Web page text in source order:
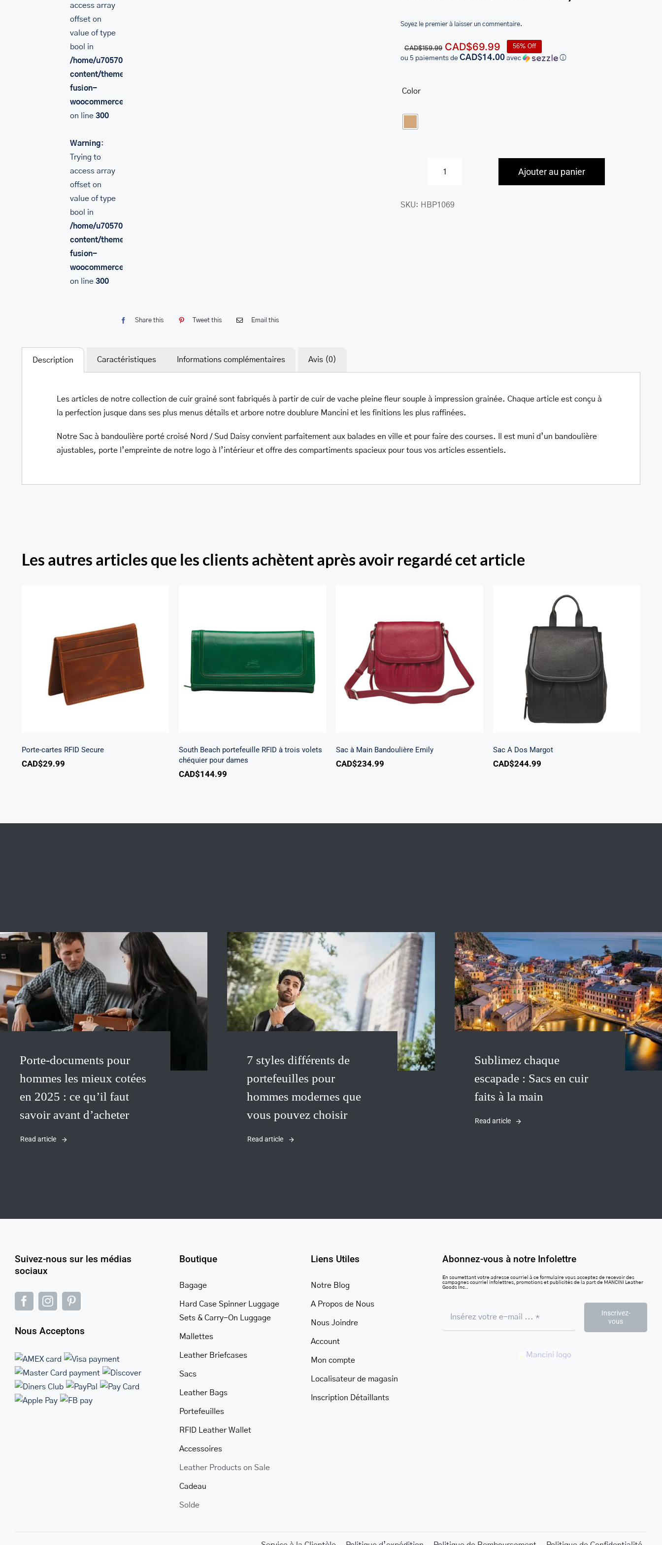
access array
offset on
value of type
bool in
/home/u705708840/domains/mancinileather.com/public_html/wp-
content/themes/Avada/includes/lib/inc/class-
fusion-
woocommerce.php
on line 300
Warning:
Trying to
access array
offset on
value of type
bool in
/home/u705708840/domains/mancinileather.com/public_html/wp-
content/themes/Avada/includes/lib/inc/class-
fusion-
woocommerce.php
on line 300
Share this Tweet this Email this
Soyez le premier à laisser un commentaire.
CAD$159.99 Le
prix
CAD$69.99
prix
56% Off
ou 5 paiements deCAD$14.00 avec ⓘ
Color
Pebbled
Ajouter au panier
SKU: HBP1069
Description Caractéristiques Informations complémentaires Avis (0)
Les articles de notre collection de cuir grainé sont fabriqués à partir de cuir de vache pleine fleur souple à impression grainée. Chaque article est conçu à
la perfection jusque dans ses plus menus détails et arbore notre doublure Mancini et les finitions les plus raffinées.
Notre Sac à bandoulière porté croisé Nord / Sud Daisy convient parfaitement aux balades en ville et pour faire des courses. Il est muni d’un bandoulière
ajustables, porte l’empreinte de notre logo à l’intérieur et offre des compartiments spacieux pour tous vos articles essentiels.
Les autres articles que les clients achètent après avoir regardé cet article
Porte-cartes RFID Secure
Porte-cartes RFID Secure
CAD$29.99
South Beach portefeuille RFID
à trois volets chéquier pour
dames
South Beach portefeuille RFID à trois volets
chéquier pour dames
CAD$144.99
Sac à Main Bandoulière Emily
Sac à Main Bandoulière Emily
CAD$234.99
Sac A Dos Margot
Sac A Dos Margot
CAD$244.99
Porte-documents pour
hommes les mieux cotées
en 2025 : ce qu’il faut
savoir avant d’acheter
Read article
7 styles différents de
portefeuilles pour
hommes modernes que
vous pouvez choisir
Read article
Sublimez chaque
escapade : Sacs en cuir
faits à la main
Read article
Suivez-nous sur les médias
sociaux
Nous Acceptons
Boutique
Bagage
Hard Case Spinner Luggage
Sets & Carry-On Luggage
Mallettes
Leather Briefcases
Sacs
Leather Bags
Portefeuilles
RFID Leather Wallet
Accessoires
Leather Products on Sale
Cadeau
Solde
Liens Utiles
Notre Blog
A Propos de Nous
Nous Joindre
Account
Mon compte
Localisateur de magasin
Inscription Détaillants
Abonnez-vous à notre Infolettre
En soumettant votre adresse courriel à ce formulaire vous acceptez de recevoir des
campagnes courriel infolettres, promotions et publicités de la part de MANCINI Leather
Goods Inc..
Inscrivez-
vous